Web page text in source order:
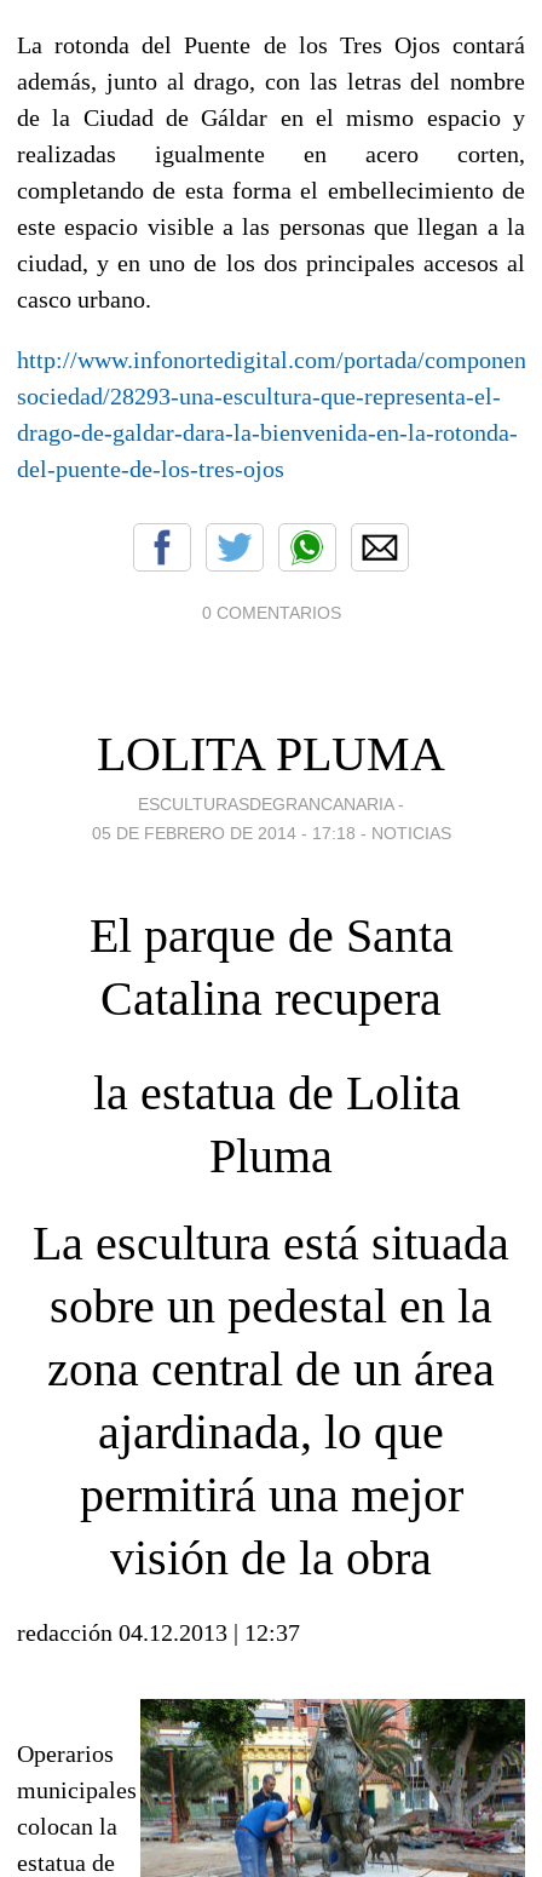
La rotonda del Puente de los Tres Ojos contará
además, junto al drago, con las letras del nombre
de la Ciudad de Gáldar en el mismo espacio y
realizadas igualmente en acero corten,
completando de esta forma el embellecimiento de
este espacio visible a las personas que llegan a la
ciudad, y en uno de los dos principales accesos al
casco urbano.
http://www.infonortedigital.com/portada/
sociedad/28293-una-escultura-que-representa-el-
drago-de-galdar-dara-la-bienvenida-en-la-rotonda-
del-puente-de-los-tres-ojos
0 COMENTARIOS
LOLITA PLUMA
ESCULTURASDEGRANCANARIA -
05 DE FEBRERO DE 2014 - 17:18 - NOTICIAS
El parque de Santa
Catalina recupera
la estatua de Lolita
Pluma
La escultura está situada
sobre un pedestal en la
zona central de un área
ajardinada, lo que
permitirá una mejor
visión de la obra
redacción 04.12.2013 | 12:37
Operarios
municipales
colocan la
estatua de